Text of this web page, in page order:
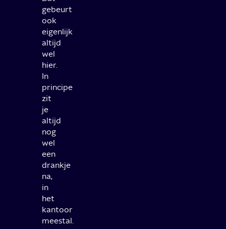
gebeurt
ook
eigenlijk
altijd
wel
hier.
In
principe
zit
je
altijd
nog
wel
een
drankje
na,
in
het
kantoor
meestal.